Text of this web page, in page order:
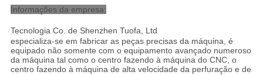
Informações da empresa:
Tecnologia Co. de Shenzhen Tuofa, Ltd
especializa-se em fabricar as peças precisas da máquina, é
equipado não somente com o equipamento avançado numeroso
da máquina tal como o centro fazendo à máquina do CNC, o
centro fazendo à máquina de alta velocidade da perfuração e de